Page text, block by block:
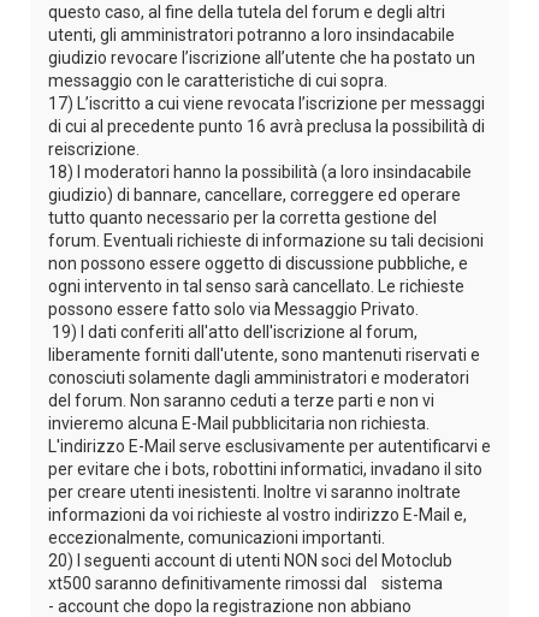
questo caso, al fine della tutela del forum e degli altri
utenti, gli amministratori potranno a loro insindacabile
giudizio revocare l’iscrizione all’utente che ha postato un
messaggio con le caratteristiche di cui sopra.
17) L’iscritto a cui viene revocata l’iscrizione per messaggi
di cui al precedente punto 16 avrà preclusa la possibilità di
reiscrizione.
18) I moderatori hanno la possibilità (a loro insindacabile
giudizio) di bannare, cancellare, correggere ed operare
tutto quanto necessario per la corretta gestione del
forum. Eventuali richieste di informazione su tali decisioni
non possono essere oggetto di discussione pubbliche, e
ogni intervento in tal senso sarà cancellato. Le richieste
possono essere fatto solo via Messaggio Privato.
19) I dati conferiti all'atto dell'iscrizione al forum,
liberamente forniti dall'utente, sono mantenuti riservati e
conosciuti solamente dagli amministratori e moderatori
del forum. Non saranno ceduti a terze parti e non vi
invieremo alcuna E-Mail pubblicitaria non richiesta.
L'indirizzo E-Mail serve esclusivamente per autentificarvi e
per evitare che i bots, robottini informatici, invadano il sito
per creare utenti inesistenti. Inoltre vi saranno inoltrate
informazioni da voi richieste al vostro indirizzo E-Mail e,
eccezionalmente, comunicazioni importanti.
20) I seguenti account di utenti NON soci del Motoclub
xt500 saranno definitivamente rimossi dal sistema
- account che dopo la registrazione non abbiano